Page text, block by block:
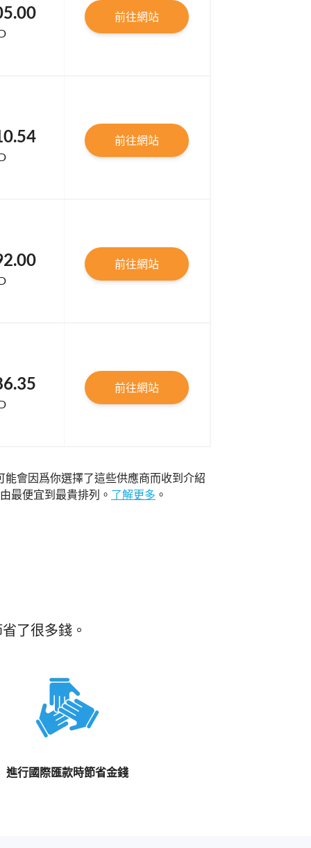
前往網站
前往網站
前往網站
前往網站
能會因爲你選擇了這些供應商而收到介紹
最便宜到最貴排列。 了解更多 。
了很多錢。
進行國際匯款時節省金錢